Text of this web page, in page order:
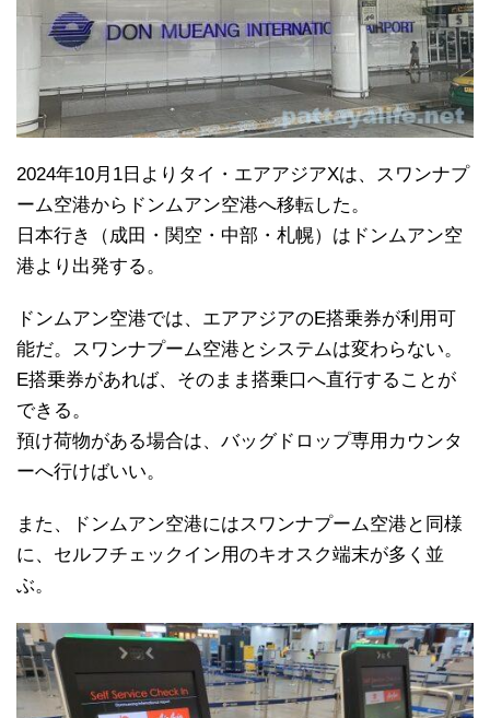
2024年10月1日よりタイ・エアアジアXは、スワンナプ
ーム空港からドンムアン空港へ移転した。
日本行き（成田・関空・中部・札幌）はドンムアン空
港より出発する。
ドンムアン空港では、エアアジアのE搭乗券が利用可
能だ。スワンナプーム空港とシステムは変わらない。
E搭乗券があれば、そのまま搭乗口へ直行することが
できる。
預け荷物がある場合は、バッグドロップ専用カウンタ
ーへ行けばいい。
また、ドンムアン空港にはスワンナプーム空港と同様
に、セルフチェックイン用のキオスク端末が多く並
ぶ。